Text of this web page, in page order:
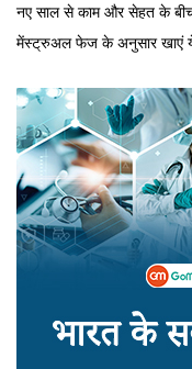
नए साल से काम और सेहत के
मेंस्ट्रुअल फेज के अनुसार खाएं ये